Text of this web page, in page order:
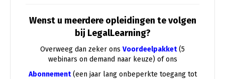
Wenst u meerdere opleidingen te volgen
bij LegalLearning?
Overweeg dan zeker ons Voordeelpakket(5
webinars on demand naar keuze) of ons
Abonnement(een jaar lang onbeperkte toegang tot